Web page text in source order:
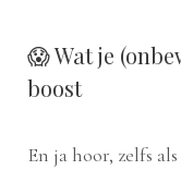
😱 Wat je
boost
En ja hoor, zelfs